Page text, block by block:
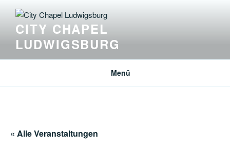
Inhalt
springenCITY CHAPEL
LUDWIGSBURG
Menü
« Alle Veranstaltungen